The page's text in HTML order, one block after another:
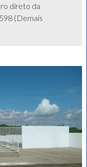
direto da
(Demais